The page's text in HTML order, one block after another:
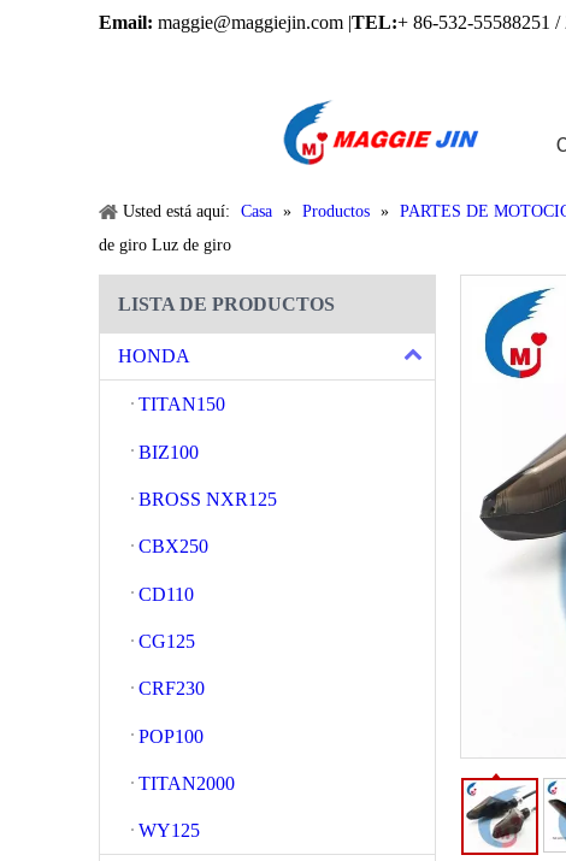
Email: maggie@maggiejin.com |TEL:+ 86-532-55588251 /
Usted está aquí: Casa » Productos » PARTES DE
de giro Luz de giro
LISTA DE PRODUCTOS
HONDA
TITAN150
BIZ100
BROSS NXR125
CBX250
CD110
CG125
CRF230
POP100
TITAN2000
WY125